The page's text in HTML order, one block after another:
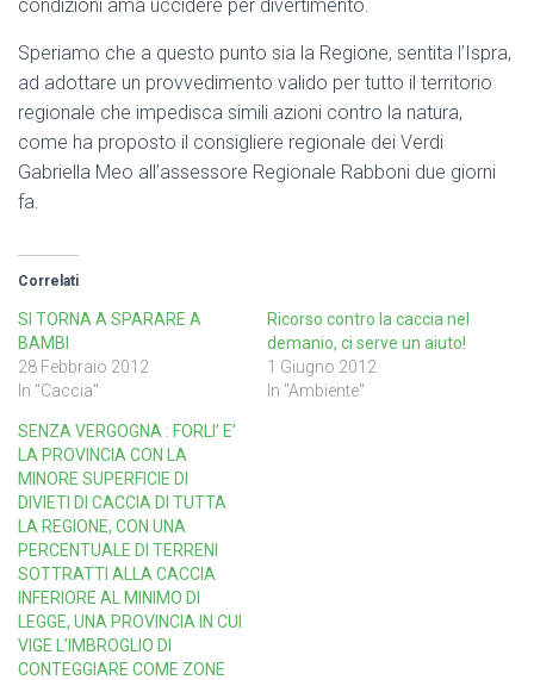
condizioni ama uccidere per divertimento.
Speriamo che a questo punto sia la Regione, sentita l’Ispra,
ad adottare un provvedimento valido per tutto il territorio
regionale che impedisca simili azioni contro la natura,
come ha proposto il consigliere regionale dei Verdi
Gabriella Meo all’assessore Regionale Rabboni due giorni
fa.
Correlati
SI TORNA A SPARARE A
BAMBI
28 Febbraio 2012
In "Caccia"
Ricorso contro la caccia nel
demanio, ci serve un aiuto!
1 Giugno 2012
In "Ambiente"
SENZA VERGOGNA : FORLI’ E’
LA PROVINCIA CON LA
MINORE SUPERFICIE DI
DIVIETI DI CACCIA DI TUTTA
LA REGIONE, CON UNA
PERCENTUALE DI TERRENI
SOTTRATTI ALLA CACCIA
INFERIORE AL MINIMO DI
LEGGE, UNA PROVINCIA IN CUI
VIGE L’IMBROGLIO DI
CONTEGGIARE COME ZONE